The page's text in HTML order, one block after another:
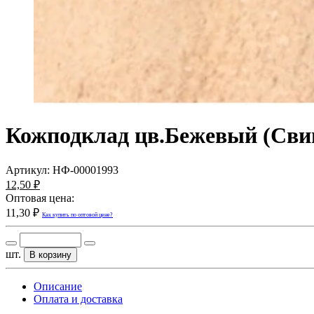
Кожподклад цв.Бежевый
Артикул: НФ-00001993
12,50 ₽
Оптовая цена:
11,30 ₽ Как купить по оптовой цене?
шт. В корзину
Описание
Оплата и доставка